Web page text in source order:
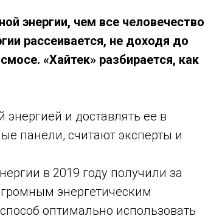
энергии, чем все человечество
рассеивается, не доходя до
«Хайтек» разбирается, как
энергией и доставлять ее в
панели, считают эксперты и
в 2019 году получили за
энергетическим
оптимально использовать